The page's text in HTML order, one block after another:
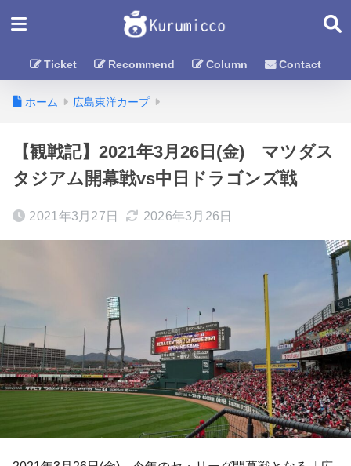
Ticket Recommend Column Contact
ホーム 広島東洋カープ
【観戦記】2021年3月26日(金) マツダス
タジアム開幕戦vs中日ドラゴンズ戦
2021年3月27日 2026年3月26日